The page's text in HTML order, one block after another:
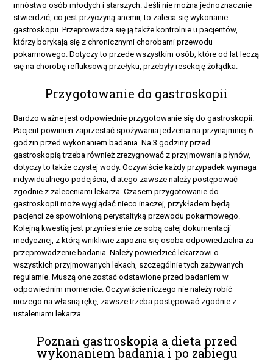
mnóstwo osób młodych i starszych. Jeśli nie można jednoznacznie
stwierdzić, co jest przyczyną anemii, to zaleca się wykonanie
gastroskopii. Przeprowadza się ją także kontrolnie u pacjentów,
którzy borykają się z chronicznymi chorobami przewodu
pokarmowego. Dotyczy to przede wszystkim osób, które od lat leczą
się na chorobę refluksową przełyku, przebyły resekcję żołądka.
Przygotowanie do gastroskopii
Bardzo ważne jest odpowiednie przygotowanie się do gastroskopii.
Pacjent powinien zaprzestać spożywania jedzenia na przynajmniej 6
godzin przed wykonaniem badania. Na 3 godziny przed
gastroskopią trzeba również zrezygnować z przyjmowania płynów,
dotyczy to także czystej wody. Oczywiście każdy przypadek wymaga
indywidualnego podejścia, dlatego zawsze należy postępować
zgodnie z zaleceniami lekarza. Czasem przygotowanie do
gastroskopii może wyglądać nieco inaczej, przykładem będą
pacjenci ze spowolnioną perystaltyką przewodu pokarmowego.
Kolejną kwestią jest przyniesienie ze sobą całej dokumentacji
medycznej, z którą wnikliwie zapozna się osoba odpowiedzialna za
przeprowadzenie badania. Należy powiedzieć lekarzowi o
wszystkich przyjmowanych lekach, szczególnie tych zażywanych
regularnie. Muszą one zostać odstawione przed badaniem w
odpowiednim momencie. Oczywiście niczego nie należy robić
niczego na własną rękę, zawsze trzeba postępować zgodnie z
ustaleniami lekarza.
Poznań gastroskopia a dieta przed
wykonaniem badania i po zabiegu